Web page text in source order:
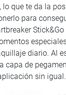
lo que te da la
para
diario. Al
capa de
sin igual.